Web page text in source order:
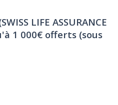
LIFE ASSURANCE
1 000€ offerts (sous